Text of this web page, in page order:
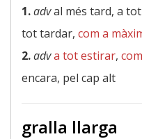
1.adval més tard, a
tot tardar, com a
2.adva tot estirar,
encara, pel cap alt
gralla llarga